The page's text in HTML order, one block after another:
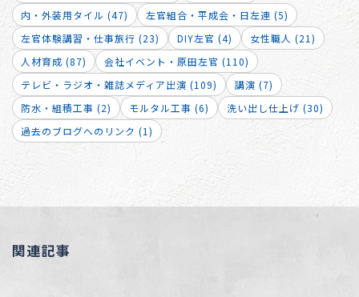
内・外装用タイル (47)
左官組合・平成会・日左連 (5)
左官体験講習・仕事旅行 (23)
DIY左官 (4)
女性職人 (21)
人材育成 (87)
会社イベント・原田左官 (110)
テレビ・ラジオ・雑誌メディア出演 (109)
講演 (7)
防水・組積工事 (2)
モルタル工事 (6)
洗い出し仕上げ (30)
過去のブログへのリンク (1)
関連記事